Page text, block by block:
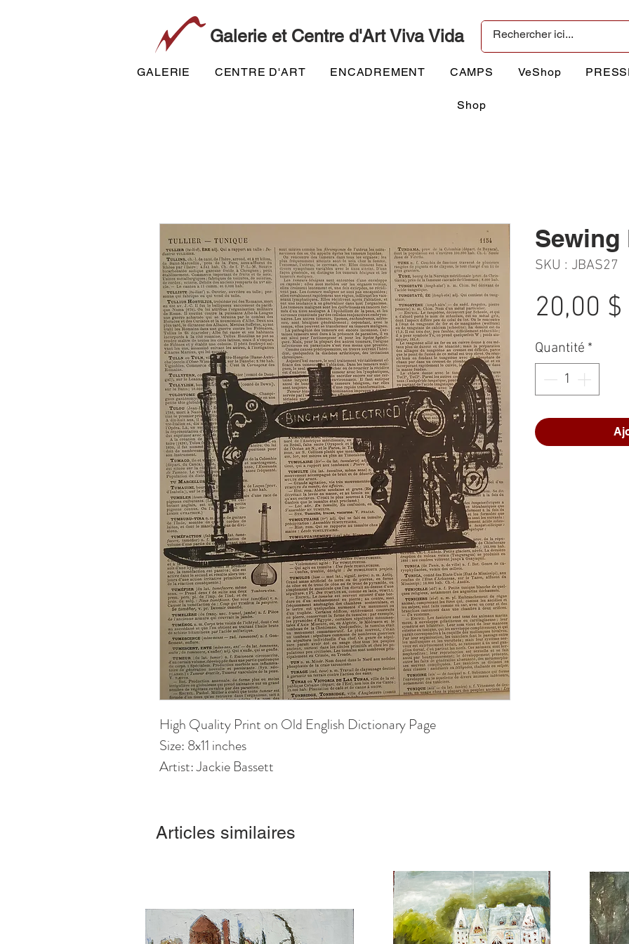
Galerie et Centre d'Art Viva Vida
GALERIE CENTRE D'ART ENCADREMENT CAMPS VeShop
Shop
High Quality Print on Old English Dictionary Page
Size: 8x11 inches
Artist: Jackie Bassett
Sewing
SKU : JBAS27
20,00 $
Quantité *
Articles similaires